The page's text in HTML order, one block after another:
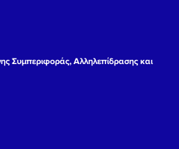
Συμπεριφοράς, Αλληλεπίδρασης και